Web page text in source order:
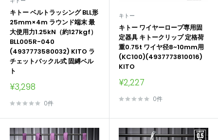
キトー ベルトラッシング BLL形
25mm×4m ラウンド端末 最
大使用力1.25kN（約127kgf）
BLL005R-040
(4937773580032) KITO ラ
チェットバックル式 固縛ベル
ト
販
価
¥3,298
0件
キトー
キトー ワイヤーロープ専用固
定器具 キトークリップ 定格荷
重0.75t ワイヤ径8~10mm用
(KC100)(4937773810016)
KITO
販
価
¥2,227
0件